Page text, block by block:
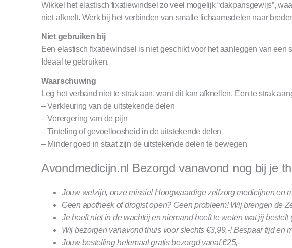
Wikkel het elastisch fixatiewindsel zo veel mogelijk “dakpansgewijs”,
niet afknelt. Werk bij het verbinden van smalle lichaamsdelen naar
Niet gebruiken bij
Een elastisch fixatiewindsel is niet geschikt voor het aanleggen van
Ideaal te gebruiken.
Waarschuwing
Leg het verband niet te strak aan, want dit kan afknellen. Een te strak
– Verkleuring van de uitstekende delen
– Verergering van de pijn
– Tinteling of gevoelloosheid in de uitstekende delen
– Minder goed in staat zijn de uitstekende delen te bewegen
Avondmedicijn.nl Bezorgd vanavond nog bij je
Jouw welzijn, onze missie! Hoogwaardige zelfzorg medicijnen en
Geen apotheek of drogist open? Geen probleem! Wij brengen de
Je hoeft niet in de wachtrij en niemand hoeft te weten wat jij bestelt
Wij bezorgen vanavond thuis voor slechts €3,99,-! Bespaar tijd en
Jouw bestelling helemaal gratis bezorgd vanaf €25,-